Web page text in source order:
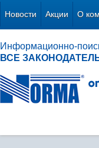
Новости Акции О
Информационно-
ВСЕ